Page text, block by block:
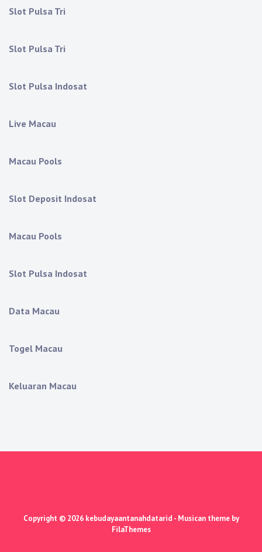
Slot Pulsa Tri
Slot Pulsa Tri
Slot Pulsa Indosat
Live Macau
Macau Pools
Slot Deposit Indosat
Macau Pools
Slot Pulsa Indosat
Data Macau
Togel Macau
Keluaran Macau
Copyright © 2026 kebudayaantanahdatarid - Musican theme by
FilaThemes